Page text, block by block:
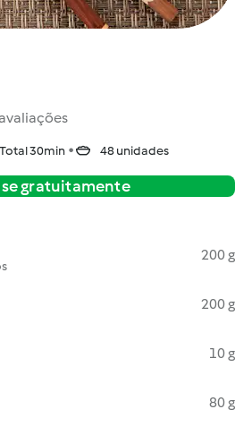
Total 30min 48 unidades
gratuitamente
200 g
200 g
10 g
80 g